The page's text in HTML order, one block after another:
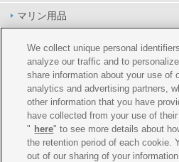
マリン用品
PAS/YPJ用品
その他用品
イベント&エンターテイメント
オンラインショップ
企業情報
We collect unique personal
analyze our traffic and to
share information about your use of
analytics and advertising partners,
other information that you have
have collected from your use of
" here" to see more details about
the retention period of each cookie.
out of our sharing of your